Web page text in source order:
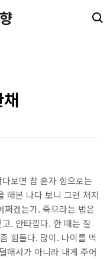
보면 참 혼자 힘으로는
해본 나다 보니 그런 처지
쩌겠는가. 죽으라는 법은
. 안타깝다. 한 때는 잘
힘들다. 많이. 나이를 먹
해서가 아니라 내게 주어